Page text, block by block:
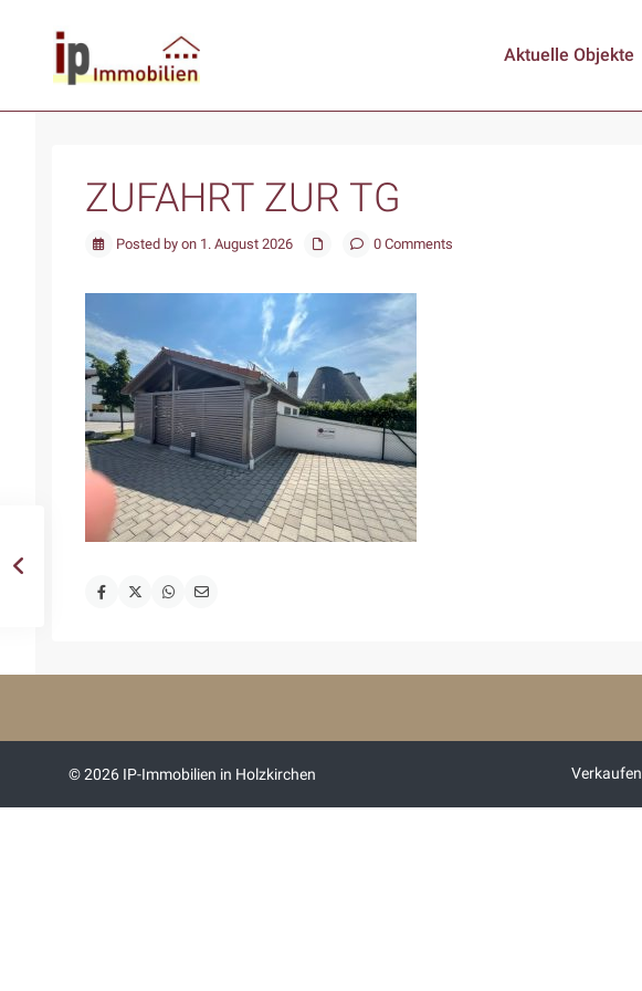
Aktuelle Objekte
ZUFAHRT ZUR TG
Posted by on 1. August 2026 0 Comments
© 2026 IP-Immobilien in Holzkirchen Verkaufen